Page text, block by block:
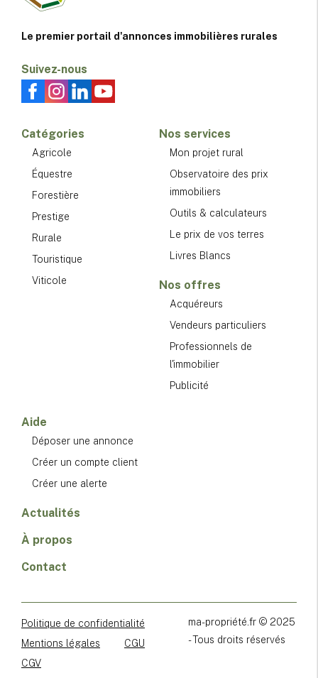
Le premier portail d'annonces immobilières rurales
Suivez-nous
Catégories
Agricole
Équestre
Forestière
Prestige
Rurale
Touristique
Viticole
Nos services
Mon projet rural
Observatoire des prix
immobiliers
Outils & calculateurs
Le prix de vos terres
Livres Blancs
Nos offres
Acquéreurs
Vendeurs particuliers
Professionnels de
l'immobilier
Publicité
Aide
Déposer une annonce
Créer un compte client
Créer une alerte
Actualités
À propos
Contact
Politique de confidentialité
Mentions légales
CGU
CGV
ma-propriété.fr © 2025
- Tous droits réservés